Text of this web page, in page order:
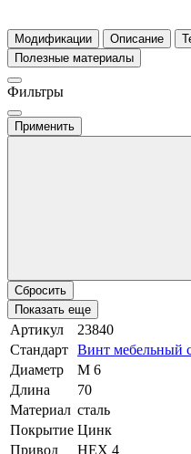
Модификации Описание
Полезные материалы
Фильтры
Применить
Сбросить
Показать еще
Артикул
23840
Стандарт Винт мебельный
Диаметр
М 6
Длина
70
Материал сталь
Покрытие Цинк
Привод
HEX 4